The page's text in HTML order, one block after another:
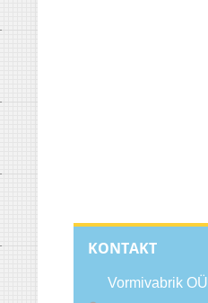
KONTAKT
Vormivabrik OÜ